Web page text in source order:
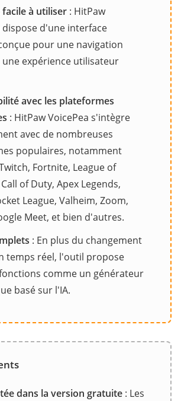
à utiliser : HitPaw
dispose d'une interface
pour une navigation
expérience utilisateur
avec les plateformes
: HitPaw VoicePea s'intègre
avec de nombreuses
populaires, notamment
Fortnite, League of
of Duty, Apex Legends,
League, Valheim, Zoom,
Meet, et bien d'autres.
: En plus du changement
temps réel, l'outil propose
comme un générateur
basé sur l'IA.
dans la version gratuite : Les